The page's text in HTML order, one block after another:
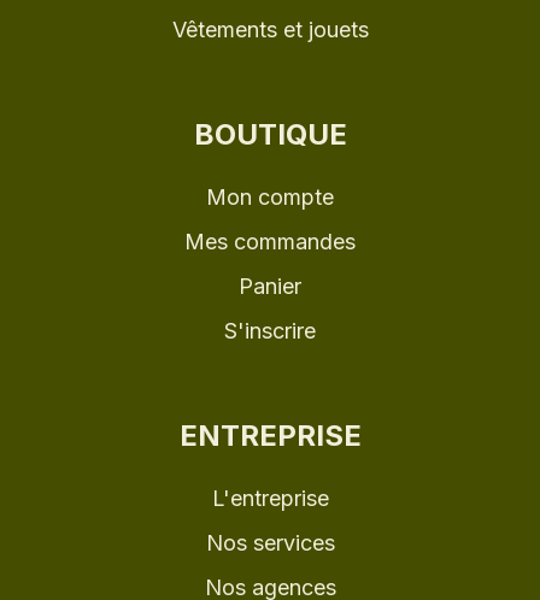
Vêtements et jouets
BOUTIQUE
Mon compte
Mes commandes
Panier
S'inscrire
ENTREPRISE
L'entreprise
Nos services
Nos agences